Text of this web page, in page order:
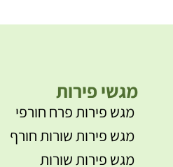
מגשי פירות
מגש פירות פרח חורפי
מגש פירות שורות חורף
מגש פירות שורות